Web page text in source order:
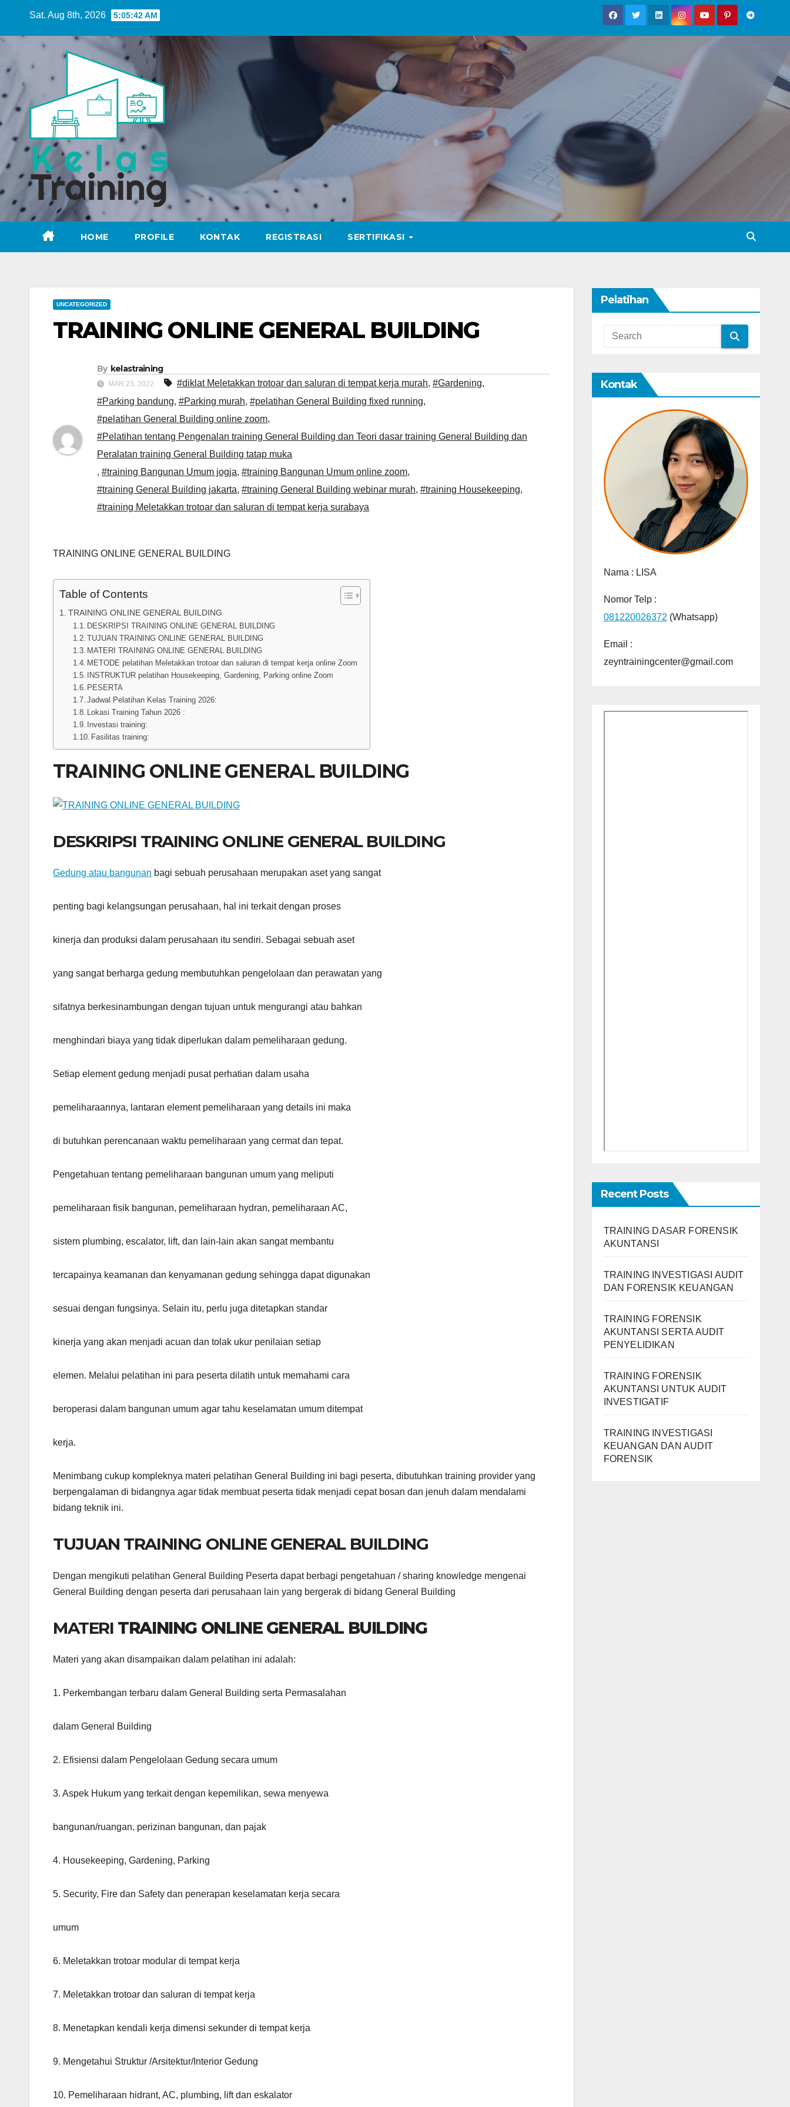
content
Sat. Aug 8th, 2026 5:05:43 AM
HOME PROFILE KONTAK REGISTRASI SERTIFIKASI
UNCATEGORIZED
TRAINING ONLINE GENERAL BUILDING
By kelastraining
MAR 23, 2022 #diklat Meletakkan trotoar dan saluran di tempat kerja murah, #Gardening,
#Parking bandung, #Parking murah, #pelatihan General Building fixed running,
#pelatihan General Building online zoom,
#Pelatihan tentang Pengenalan training General Building dan Teori dasar training General Building dan
Peralatan training General Building tatap muka
, #training Bangunan Umum jogja, #training Bangunan Umum online zoom,
#training General Building jakarta, #training General Building webinar murah, #training Housekeeping,
#training Meletakkan trotoar dan saluran di tempat kerja surabaya
TRAINING ONLINE GENERAL BUILDING
Table of Contents
TRAINING ONLINE GENERAL BUILDING
DESKRIPSI TRAINING ONLINE GENERAL BUILDING
TUJUAN TRAINING ONLINE GENERAL BUILDING
MATERI TRAINING ONLINE GENERAL BUILDING
METODE pelatihan Meletakkan trotoar dan saluran di tempat kerja online Zoom
INSTRUKTUR pelatihan Housekeeping, Gardening, Parking online Zoom
PESERTA
Jadwal Pelatihan Kelas Training 2026:
Lokasi Training Tahun 2026 :
Investasi training:
Fasilitas training:
TRAINING ONLINE GENERAL BUILDING
DESKRIPSI TRAINING ONLINE GENERAL BUILDING
Gedung atau bangunan bagi sebuah perusahaan merupakan aset yang sangat
penting bagi kelangsungan perusahaan, hal ini terkait dengan proses
kinerja dan produksi dalam perusahaan itu sendiri. Sebagai sebuah aset
yang sangat berharga gedung membutuhkan pengelolaan dan perawatan yang
sifatnya berkesinambungan dengan tujuan untuk mengurangi atau bahkan
menghindari biaya yang tidak diperlukan dalam pemeliharaan gedung.
Setiap element gedung menjadi pusat perhatian dalam usaha
pemeliharaannya, lantaran element pemeliharaan yang details ini maka
di butuhkan perencanaan waktu pemeliharaan yang cermat dan tepat.
Pengetahuan tentang pemeliharaan bangunan umum yang meliputi
pemeliharaan fisik bangunan, pemeliharaan hydran, pemeliharaan AC,
sistem plumbing, escalator, lift, dan lain-lain akan sangat membantu
tercapainya keamanan dan kenyamanan gedung sehingga dapat digunakan
sesuai dengan fungsinya. Selain itu, perlu juga ditetapkan standar
kinerja yang akan menjadi acuan dan tolak ukur penilaian setiap
elemen. Melalui pelatihan ini para peserta dilatih untuk memahami cara
beroperasi dalam bangunan umum agar tahu keselamatan umum ditempat
kerja.
Menimbang cukup kompleknya materi pelatihan General Building ini bagi peserta, dibutuhkan training provider yang
berpengalaman di bidangnya agar tidak membuat peserta tidak menjadi cepat bosan dan jenuh dalam mendalami
bidang teknik ini.
TUJUAN TRAINING ONLINE GENERAL BUILDING
Dengan mengikuti pelatihan General Building Peserta dapat berbagi pengetahuan / sharing knowledge mengenai
General Building dengan peserta dari perusahaan lain yang bergerak di bidang General Building
MATERI TRAINING ONLINE GENERAL BUILDING
Materi yang akan disampaikan dalam pelatihan ini adalah:
1. Perkembangan terbaru dalam General Building serta Permasalahan
dalam General Building
2. Efisiensi dalam Pengelolaan Gedung secara umum
3. Aspek Hukum yang terkait dengan kepemilikan, sewa menyewa
bangunan/ruangan, perizinan bangunan, dan pajak
4. Housekeeping, Gardening, Parking
5. Security, Fire dan Safety dan penerapan keselamatan kerja secara
umum
6. Meletakkan trotoar modular di tempat kerja
7. Meletakkan trotoar dan saluran di tempat kerja
8. Menetapkan kendali kerja dimensi sekunder di tempat kerja
9. Mengetahui Struktur /Arsitektur/Interior Gedung
10. Pemeliharaan hidrant, AC, plumbing, lift dan eskalator
Pelatihan
Kontak
Nama : LISA
Nomor Telp :
081220026372 (Whatsapp)
Email :
zeyntrainingcenter@gmail.com
Recent Posts
TRAINING DASAR FORENSIK
AKUNTANSI
TRAINING INVESTIGASI AUDIT
DAN FORENSIK KEUANGAN
TRAINING FORENSIK
AKUNTANSI SERTA AUDIT
PENYELIDIKAN
TRAINING FORENSIK
AKUNTANSI UNTUK AUDIT
INVESTIGATIF
TRAINING INVESTIGASI
KEUANGAN DAN AUDIT
FORENSIK